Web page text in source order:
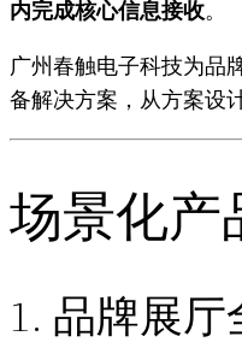
内完成核心信息接收。
广州春触电子科技为品
备解决方案，从方案设
场景化产
1. 品牌展